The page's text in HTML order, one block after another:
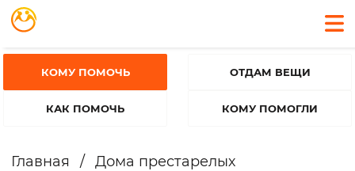
КОМУ ПОМОЧЬ
КАК ПОМОЧЬ
ОТДАМ ВЕЩИ
КОМУ ПОМОГЛИ
Главная / Дома престарелых